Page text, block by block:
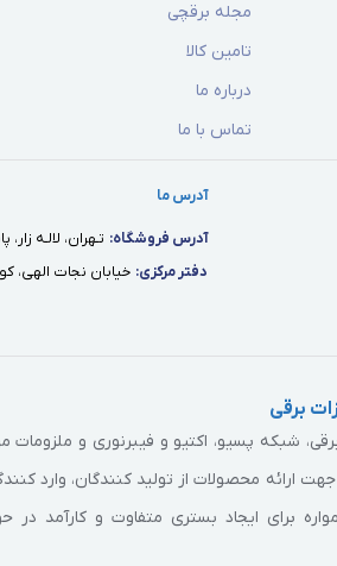
مجله برقچی
تامین کالا
درباره ما
تماس با ما
آدرس ما
آدرس فروشگاه: تـهران، لالـه
دفتر مركزى: خيابان نجات الهى، كوچه خسرو،
برقی
شبکه پسیو، اکتیو و فیبرنوری و ملزومات
ارائه محصولات از تولید کنندگان، وارد
برای ایجاد بستری متفاوت و کارآمد در